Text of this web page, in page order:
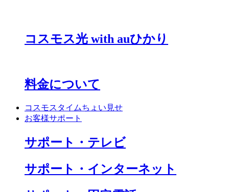
コスモス光 with auひかり
料金について
コスモスタイムちょい見せ
お客様サポート
サポート・テレビ
サポート・インターネット